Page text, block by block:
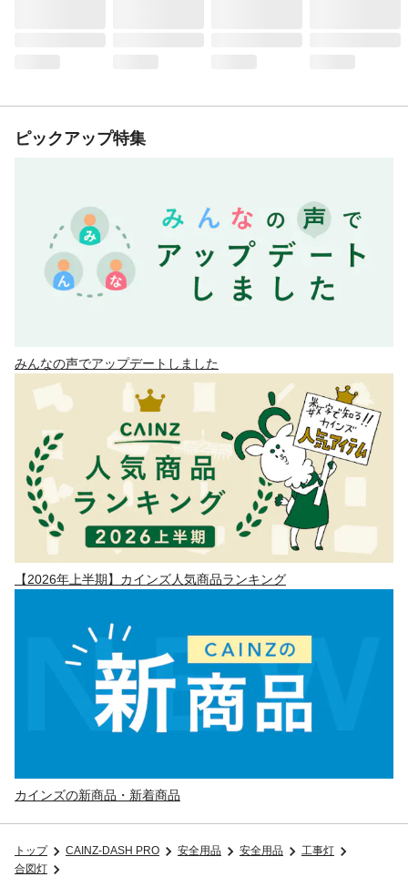
ピックアップ特集
みんなの声でアップデートしました
【2026年上半期】カインズ人気商品ランキング
カインズの新商品・新着商品
トップ CAINZ-DASH PRO 安全用品 安全用品
工事灯
合図灯